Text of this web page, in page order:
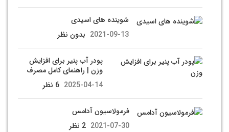
شوینده های اسیدی
2021-09-13 بدون نظر
پودر آب پنیر برای افزایش
وزن | راهنمای کامل مصرف
2025-04-14 6 نظر
فرمولاسیون آدامس
2021-07-30 2 نظر